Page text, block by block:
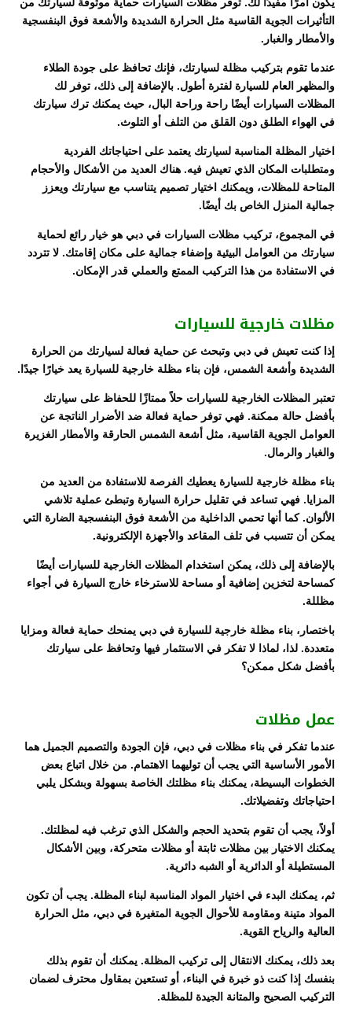
يكون أمرًا مفيدًا لك. توفر مظلات السيارات حماية موثوقة لسيارتك من
التأثيرات الجوية القاسية مثل الحرارة الشديدة والأشعة فوق البنفسجية
والأمطار والغبار.
عندما تقوم بتركيب مظلة لسيارتك، فإنك تحافظ على جودة الطلاء
والمظهر العام للسيارة لفترة أطول. بالإضافة إلى ذلك، توفر لك
المظلات السيارات أيضًا راحة وراحة البال، حيث يمكنك ترك سيارتك
في الهواء الطلق دون القلق من التلف أو التلوث.
اختيار المظلة المناسبة لسيارتك يعتمد على احتياجاتك الفردية
ومتطلبات المكان الذي تعيش فيه. هناك العديد من الأشكال والأحجام
المتاحة للمظلات، ويمكنك اختيار تصميم يتناسب مع سيارتك ويعزز
جمالية المنزل الخاص بك أيضًا.
في المجموع، تركيب مظلات السيارات في دبي هو خيار رائع لحماية
سيارتك من العوامل البيئية وإضفاء جمالية على مكان إقامتك. لا تتردد
في الاستفادة من هذا التركيب الممتع والعملي قدر الإمكان.
مظلات خارجية للسيارات
إذا كنت تعيش في دبي وتبحث عن حماية فعالة لسيارتك من الحرارة
الشديدة وأشعة الشمس، فإن بناء مظلة خارجية للسيارة يعد خيارًا جيدًا.
تعتبر المظلات الخارجية للسيارات حلاً ممتازًا للحفاظ على سيارتك
بأفضل حالة ممكنة. فهي توفر حماية فعالة ضد الأضرار الناتجة عن
العوامل الجوية القاسية، مثل أشعة الشمس الحارقة والأمطار الغزيرة
والغبار والرمال.
بناء مظلة خارجية للسيارة يعطيك الفرصة للاستفادة من العديد من
المزايا. فهي تساعد في تقليل حرارة السيارة وتبطئ عملية تلاشي
الألوان. كما أنها تحمي الداخلية من الأشعة فوق البنفسجية الضارة التي
يمكن أن تتسبب في تلف المقاعد والأجهزة الإلكترونية.
بالإضافة إلى ذلك، يمكن استخدام المظلات الخارجية للسيارات أيضًا
كمساحة لتخزين إضافية أو مساحة للاسترخاء خارج السيارة في أجواء
مظللة.
باختصار، بناء مظلة خارجية للسيارة في دبي يمنحك حماية فعالة ومزايا
متعددة. لذا، لماذا لا تفكر في الاستثمار فيها وتحافظ على سيارتك
بأفضل شكل ممكن؟
عمل مظلات
عندما تفكر في بناء مظلات في دبي، فإن الجودة والتصميم الجميل هما
الأمور الأساسية التي يجب أن توليهما الاهتمام. من خلال اتباع بعض
الخطوات البسيطة، يمكنك بناء مظلتك الخاصة بسهولة وبشكل يلبي
احتياجاتك وتفضيلاتك.
أولاً، يجب أن تقوم بتحديد الحجم والشكل الذي ترغب فيه لمظلتك.
يمكنك الاختيار بين مظلات ثابتة أو مظلات متحركة، وبين الأشكال
المستطيلة أو الدائرية أو الشبه دائرية.
ثم، يمكنك البدء في اختيار المواد المناسبة لبناء المظلة. يجب أن تكون
المواد متينة ومقاومة للأحوال الجوية المتغيرة في دبي، مثل الحرارة
العالية والرياح القوية.
بعد ذلك، يمكنك الانتقال إلى تركيب المظلة. يمكنك أن تقوم بذلك
بنفسك إذا كنت ذو خبرة في البناء، أو تستعين بمقاول محترف لضمان
التركيب الصحيح والمتانة الجيدة للمظلة.